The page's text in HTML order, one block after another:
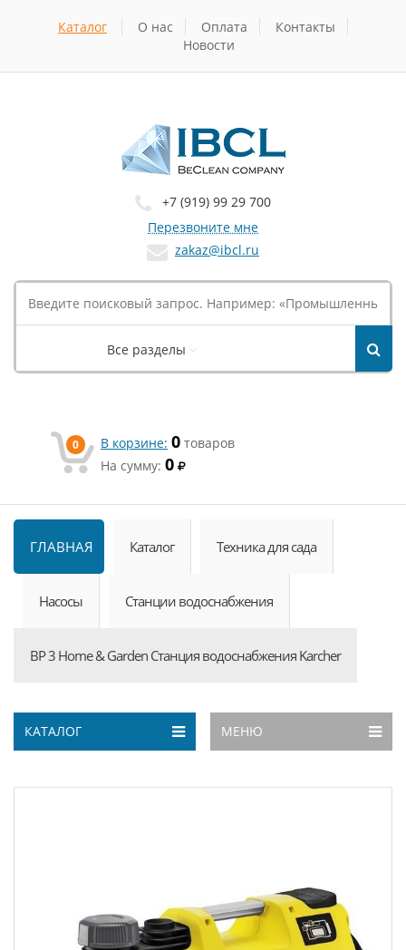
Каталог О нас Оплата
Контакты
Новости
+7 (919) 99 29 700
Перезвоните мне
zakaz@ibcl.ru
Все разделы
0 В корзине: 0 товаров
На сумму: 0
ГЛАВНАЯ Каталог Техника для сада
Насосы Станции водоснабжения
BP 3 Home & Garden Станция водоснабжения Karcher
КАТАЛОГ МЕНЮ